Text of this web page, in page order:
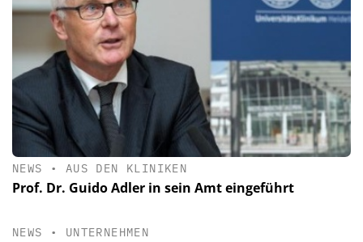
NEWS • AUS DEN KLINIKEN
Prof. Dr. Guido Adler in sein Amt eingeführt
NEWS • UNTERNEHMEN